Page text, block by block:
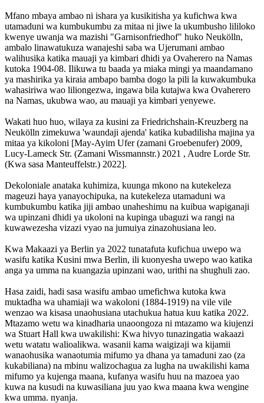
Mfano mbaya ambao ni ishara ya kusikitisha ya kufichwa kwa
utamaduni wa kumbukumbu za mitaa ni jiwe la ukumbusho lililoko
kwenye uwanja wa mazishi "Garnisonfriedhof" huko Neukölln,
ambalo linawatukuza wanajeshi saba wa Ujerumani ambao
walihusika katika mauaji ya kimbari dhidi ya Ovaherero na Namas
kutoka 1904-08. Ilikuwa tu baada ya miaka mingi ya maandamano
ya mashirika ya kiraia ambapo bamba dogo la pili la kuwakumbuka
wahasiriwa wao liliongezwa, ingawa bila kutajwa kwa Ovaherero
na Namas, ukubwa wao, au mauaji ya kimbari yenyewe.
Wakati huo huo, wilaya za kusini za Friedrichshain-Kreuzberg na
Neukölln zimekuwa 'waundaji ajenda' katika kubadilisha majina ya
mitaa ya kikoloni [May-Ayim Ufer (zamani Groebenufer) 2009,
Lucy-Lameck Str. (Zamani Wissmannstr.) 2021 , Audre Lorde Str.
(Kwa sasa Manteuffelstr.) 2022].
Dekoloniale anataka kuhimiza, kuunga mkono na kutekeleza
mageuzi haya yanayochipuka, na kutekeleza utamaduni wa
kumbukumbu katika jiji ambao unaheshimu na kuibua wapiganaji
wa upinzani dhidi ya ukoloni na kupinga ubaguzi wa rangi na
kuwawezesha vizazi vyao na jumuiya zinazohusiana leo.
Kwa Makaazi ya Berlin ya 2022 tunatafuta kufichua uwepo wa
wasifu katika Kusini mwa Berlin, ili kuonyesha uwepo wao katika
anga ya umma na kuangazia upinzani wao, urithi na shughuli zao.
Hasa zaidi, hadi sasa wasifu ambao umefichwa kutoka kwa
muktadha wa uhamiaji wa wakoloni (1884-1919) na vile vile
wenzao wa kisasa unaohusiana utachukua hatua kuu katika 2022.
Mtazamo wetu wa kinadharia unaoongoza ni mtazamo wa kiujenzi
wa Stuart Hall kwa uwakilishi: Kwa hivyo tunazingatia wakaazi
wetu watatu walioalikwa. wasanii kama waigizaji wa kijamii
wanaohusika wanaotumia mifumo ya dhana ya tamaduni zao (za
kukabiliana) na mbinu walizochagua za lugha na uwakilishi kama
mifumo ya kujenga maana, kufanya wasifu huu na mazoea yao
kuwa na kusudi na kuwasiliana juu yao kwa maana kwa wengine
kwa umma. nyanja.